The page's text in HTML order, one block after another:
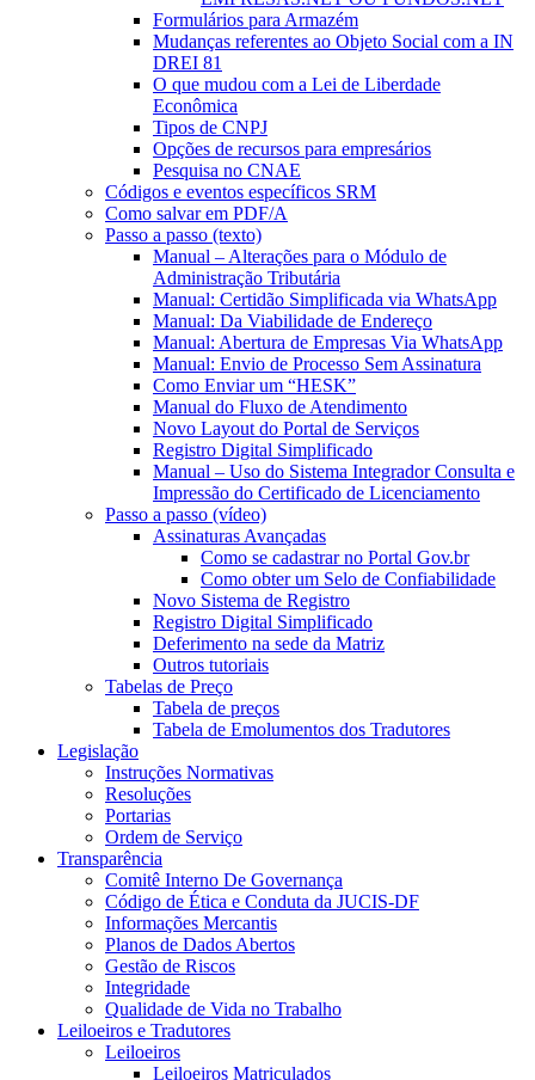
Formulários para Armazém
Mudanças referentes ao Objeto Social com a IN
DREI 81
O que mudou com a Lei de Liberdade
Econômica
Tipos de CNPJ
Opções de recursos para empresários
Pesquisa no CNAE
Códigos e eventos específicos SRM
Como salvar em PDF/A
Passo a passo (texto)
Manual – Alterações para o Módulo de
Administração Tributária
Manual: Certidão Simplificada via WhatsApp
Manual: Da Viabilidade de Endereço
Manual: Abertura de Empresas Via WhatsApp
Manual: Envio de Processo Sem Assinatura
Como Enviar um “HESK”
Manual do Fluxo de Atendimento
Novo Layout do Portal de Serviços
Registro Digital Simplificado
Manual – Uso do Sistema Integrador Consulta e
Impressão do Certificado de Licenciamento
Passo a passo (vídeo)
Assinaturas Avançadas
Como se cadastrar no Portal Gov.br
Como obter um Selo de Confiabilidade
Novo Sistema de Registro
Registro Digital Simplificado
Deferimento na sede da Matriz
Outros tutoriais
Tabelas de Preço
Tabela de preços
Tabela de Emolumentos dos Tradutores
Legislação
Instruções Normativas
Resoluções
Portarias
Ordem de Serviço
Transparência
Comitê Interno De Governança
Código de Ética e Conduta da JUCIS-DF
Informações Mercantis
Planos de Dados Abertos
Gestão de Riscos
Integridade
Qualidade de Vida no Trabalho
Leiloeiros e Tradutores
Leiloeiros
Leiloeiros Matriculados